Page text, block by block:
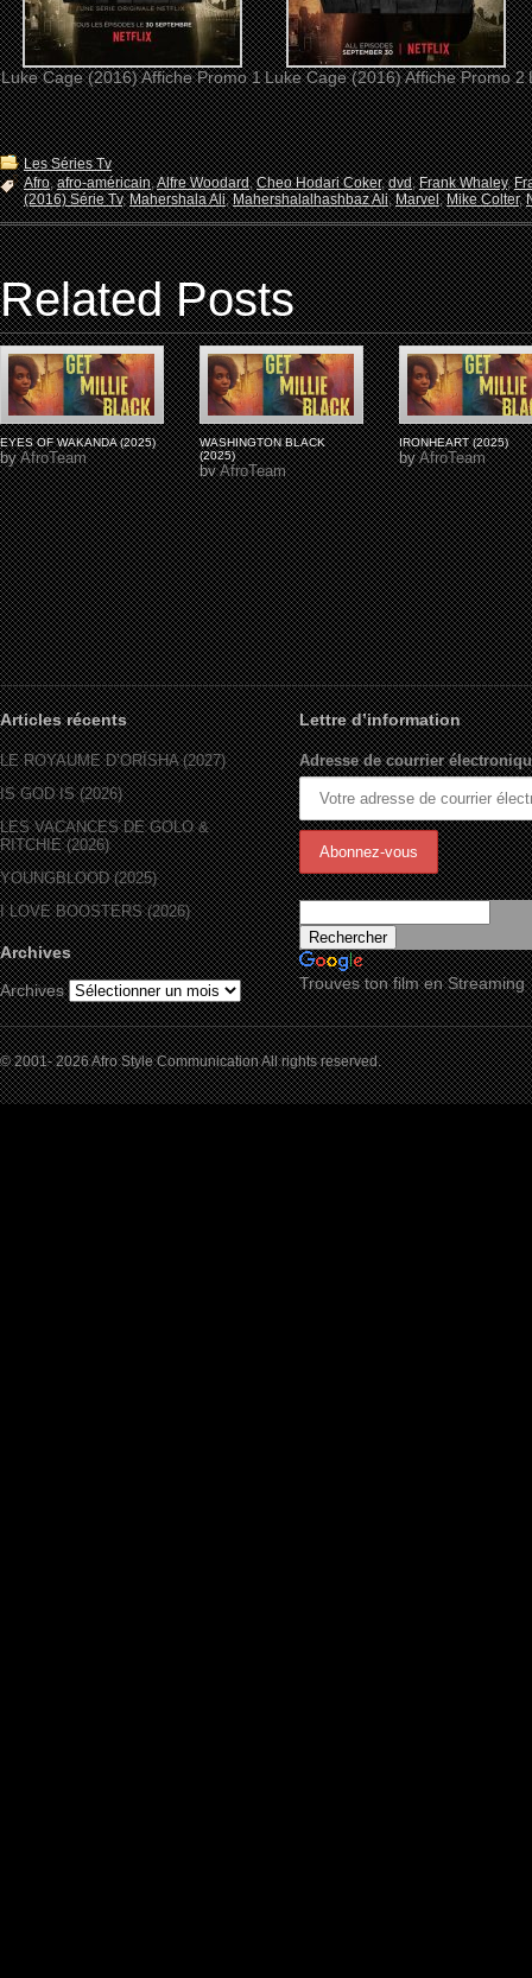
Luke Cage (2016) Affiche Promo 1Luke Cage (2016) Affiche Promo 2
Les Séries Tv
Afro,afro-américain,Alfre Woodard,Cheo Hodari Coker,dvd,Frank Whaley,
(2016) Série Tv,Mahershala Ali,Mahershalalhashbaz Ali,Marvel,Mike Colter,
Related Posts
EYES OF WAKANDA (2025)
byAfroTeam
WASHINGTON BLACK
(2025)
byAfroTeam
IRONHEART (2025)
byAfroTeam
Articles récents
LE ROYAUME D’ORÏSHA (2027)
IS GOD IS (2026)
LES VACANCES DE GOLO &
RITCHIE (2026)
YOUNGBLOOD (2025)
I LOVE BOOSTERS (2026)
Archives
Archives
Lettre d’information
Adresse de courrier
Trouves ton film en Streaming
© 2001- 2026 Afro Style Communication All rights reserved.